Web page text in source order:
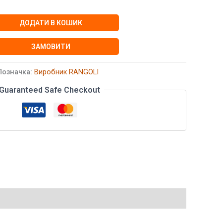
ДОДАТИ В КОШИК
ЗАМОВИТИ
Виробник RANGOLI
Guaranteed Safe Checkout